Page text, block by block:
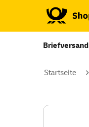
Briefversand
Startseite